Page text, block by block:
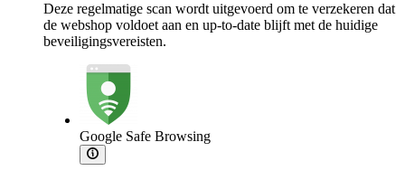
Deze regelmatige scan wordt uitgevoerd om te verzekeren dat
de webshop voldoet aan en up-to-date blijft met de huidige
beveiligingsvereisten.
Google Safe Browsing